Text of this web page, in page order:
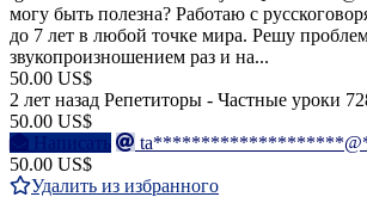
могу быть полезна? Работаю с
до 7 лет в любой точке мира. Решу
звукопроизношением раз и на...
50.00 US$
2 лет назад Репетиторы - Частные уроки
50.00 US$
Написать
50.00 US$
Удалить из избранного